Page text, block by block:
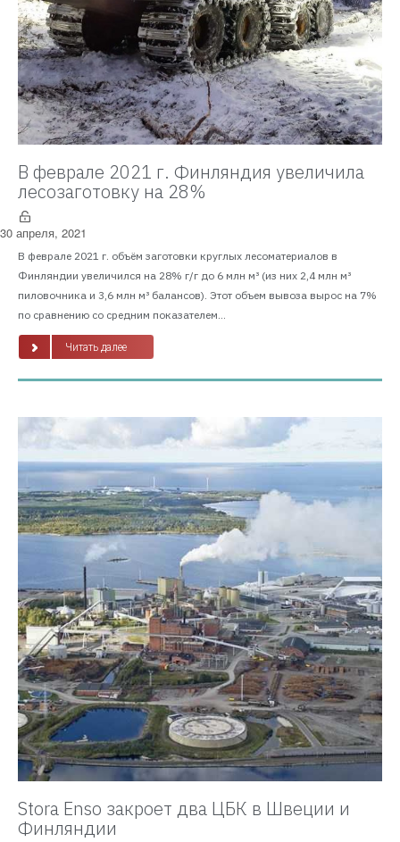
В феврале 2021 г. Финляндия увеличила
лесозаготовку на 28%
30 апреля, 2021
В феврале 2021 г. объём заготовки круглых лесоматериалов в
Финляндии увеличился на 28% г/г до 6 млн м³ (из них 2,4 млн м³
пиловочника и 3,6 млн м³ балансов). Этот объем вывоза вырос на 7%
по сравнению со средним показателем...
Читать далее
Stora Enso закроет два ЦБК в Швеции и
Финляндии